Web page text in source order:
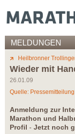
MELDUNGEN
Heilbronner
Wieder mit
26.01.09
Quelle: Pressemitteilung
Anmeldung zur
Marathon und
Profil - Jetzt noch